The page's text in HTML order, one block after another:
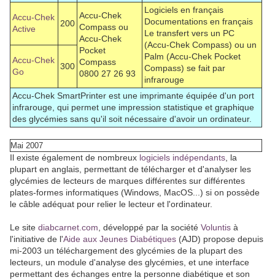
Accu-Chek
Active
200
Accu-Chek
Compass ou
Accu-Chek
Pocket
Compass
0800 27 26 93
Logiciels en français
Documentations en français
Le transfert vers un PC
(Accu-Chek Compass) ou un
Palm (Accu-Chek Pocket
Compass) se fait par
infrarouge
Accu-Chek
Go
300
Accu-Chek SmartPrinter est une imprimante équipée d'un port
infrarouge, qui permet une impression statistique et graphique
des glycémies sans qu'il soit nécessaire d'avoir un ordinateur.
Mai 2007
Il existe également de nombreux logiciels indépendants , la
plupart en anglais, permettant de télécharger et d'analyser les
glycémies de lecteurs de marques différentes sur différentes
plates-formes informatiques (Windows, MacOS...) si on possède
le câble adéquat pour relier le lecteur et l'ordinateur.
Le site diabcarnet.com , développé par la société Voluntis à
l'initiative de l'Aide aux Jeunes Diabétiques (AJD) propose depuis
mi-2003 un téléchargement des glycémies de la plupart des
lecteurs, un module d'analyse des glycémies, et une interface
permettant des échanges entre la personne diabétique et son